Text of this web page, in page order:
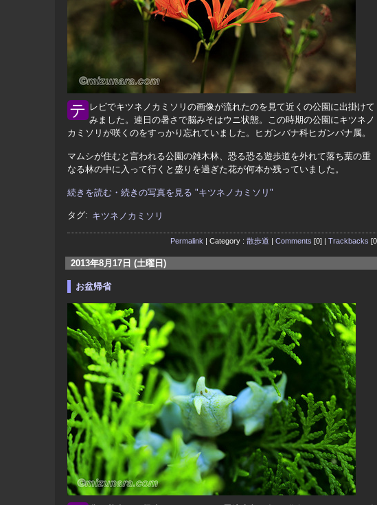
テレビでキツネノカミソリの画像が流れたのを見て近くの公園に出掛けて
みました。連日の暑さで脳みそはウニ状態。この時期の公園にキツネノ
カミソリが咲くのをすっかり忘れていました。ヒガンバナ科ヒガンバナ属。
マムシが住むと言われる公園の雑木林、恐る恐る遊歩道を外れて落ち葉の重
なる林の中に入って行くと盛りを過ぎた花が何本か残っていました。
続きを読む・続きの写真を見る "キツネノカミソリ"
タグ: キツネノカミソリ
Permalink | Category : 散歩道 | Comments [0] | Trackbacks
2013年8月17日 (土曜日)
お盆帰省